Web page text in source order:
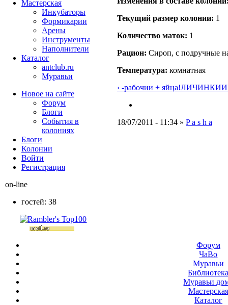
Текущий размер кoлонии: 1
Количество маток: 1
Рацион: Сироп, с подручные
Температура: комнатная
‹ -рабочии + яйца!
18/07/2011 - 11:34 » P a s h a
Мастерская
Инкубаторы
Формикарии
Арены
Инструменты
Наполнители
Каталог
antclub.ru
Муравьи
Новое на сайте
Форум
Блоги
События в
колониях
Блоги
Колонии
Войти
Peгиcтpaция
on-line
гостей: 38
Форум
ЧаВо
Муравьи
Муравьи
Мастерская
Каталог